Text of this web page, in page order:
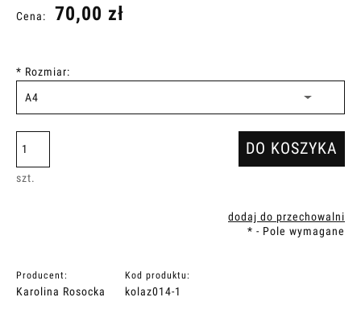
Cena: 70,00 zł
* Rozmiar:
szt.
DO KOSZYKA
dodaj do przechowalni
* - Pole wymagane
Producent:
Karolina Rosocka
Kod produktu:
kolaz014-1